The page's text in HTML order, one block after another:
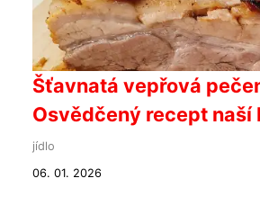
Šťavnatá vepřová
Osvědčený recept naší
jídlo
06. 01. 2026